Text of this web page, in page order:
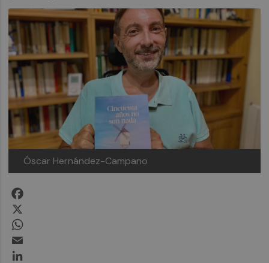
Óscar Hernández-Campano